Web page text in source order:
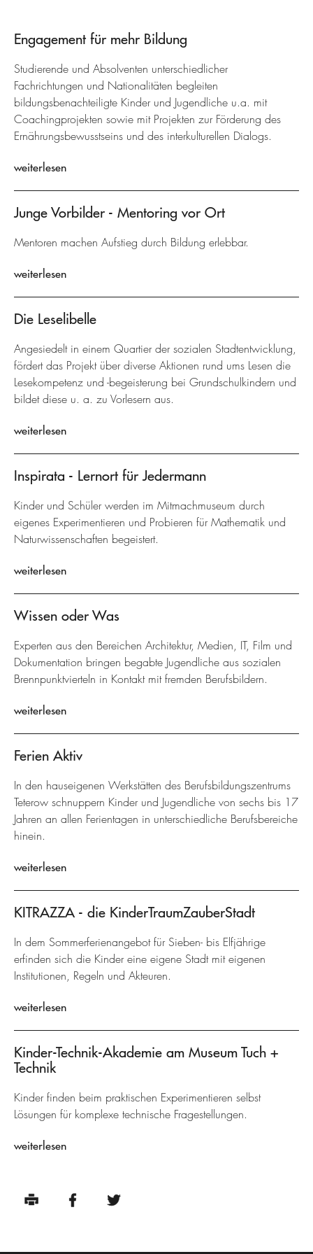
Engagement für mehr Bildung
Studierende und Absolventen unterschiedlicher
Fachrichtungen und Nationalitäten begleiten
bildungsbenachteiligte Kinder und Jugendliche u.a. mit
Coachingprojekten sowie mit Projekten zur Förderung des
Ernährungsbewusstseins und des interkulturellen Dialogs.
weiterlesen
Junge Vorbilder - Mentoring vor Ort
Mentoren machen Aufstieg durch Bildung erlebbar.
weiterlesen
Die Leselibelle
Angesiedelt in einem Quartier der sozialen Stadtentwicklung,
fördert das Projekt über diverse Aktionen rund ums Lesen die
Lesekompetenz und -begeisterung bei Grundschulkindern und
bildet diese u. a. zu Vorlesern aus.
weiterlesen
Inspirata - Lernort für Jedermann
Kinder und Schüler werden im Mitmachmuseum durch
eigenes Experimentieren und Probieren für Mathematik und
Naturwissenschaften begeistert.
weiterlesen
Wissen oder Was
Experten aus den Bereichen Architektur, Medien, IT, Film und
Dokumentation bringen begabte Jugendliche aus sozialen
Brennpunktvierteln in Kontakt mit fremden Berufsbildern.
weiterlesen
Ferien Aktiv
In den hauseigenen Werkstätten des Berufsbildungszentrums
Teterow schnuppern Kinder und Jugendliche von sechs bis 17
Jahren an allen Ferientagen in unterschiedliche Berufsbereiche
hinein.
weiterlesen
KITRAZZA - die KinderTraumZauberStadt
In dem Sommerferienangebot für Sieben- bis Elfjährige
erfinden sich die Kinder eine eigene Stadt mit eigenen
Institutionen, Regeln und Akteuren.
weiterlesen
Kinder-Technik-Akademie am Museum Tuch +
Technik
Kinder finden beim praktischen Experimentieren selbst
Lösungen für komplexe technische Fragestellungen.
weiterlesen